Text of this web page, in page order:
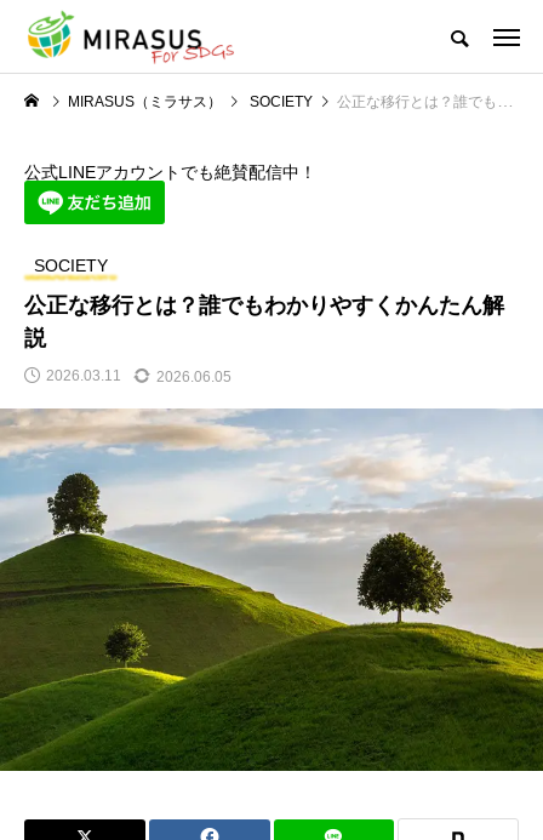
MIRASUS（ミラサス） SOCIETY 公正な移行とは？誰でもわかりやすくかんたん解説
公式LINEアカウントでも絶賛配信中！
SOCIETY
公正な移行とは？誰でもわかりやすくかんたん解
説
2026.03.11 2026.06.05